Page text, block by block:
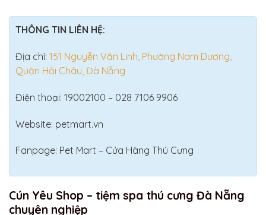
THÔNG TIN LIÊN HỆ:
Địa chỉ: 151 Nguyễn Văn Linh, Phường Nam Dương,
Quận Hải Châu, Đà Nẵng
Điện thoại: 19002100 – 028 7106 9906
Website: petmart.vn
Fanpage: Pet Mart – Cửa Hàng Thú Cưng
Cún Yêu Shop – tiệm spa thú cưng Đà Nẵng
chuyên nghiệp